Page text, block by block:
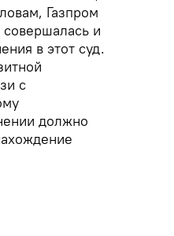
Газпром
и
в этот суд.
с
должно